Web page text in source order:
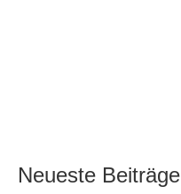
Neueste Beiträge